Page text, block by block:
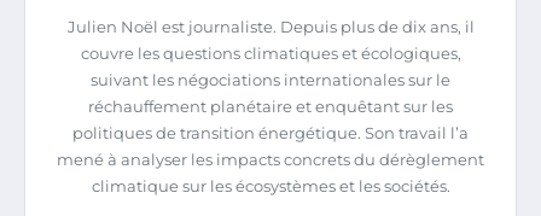
Julien Noël est journaliste. Depuis plus de dix ans, il
couvre les questions climatiques et écologiques,
suivant les négociations internationales sur le
réchauffement planétaire et enquêtant sur les
politiques de transition énergétique. Son travail l’a
mené à analyser les impacts concrets du dérèglement
climatique sur les écosystèmes et les sociétés.